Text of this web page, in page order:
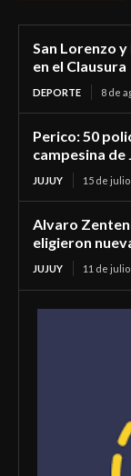
San Lorenzo
en el Clausura
DEPORTE 8 de
Perico: 50
campesina de
JUJUY 15 de
Alvaro
eligieron
JUJUY 11 de